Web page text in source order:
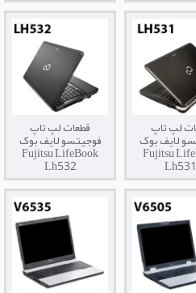
لپ تاپ
لایف بوک
Fujitsu
Lh531
قطعات لپ تاپ
فوجیتسو لایف بوک
Fujitsu LifeBook
Lh532